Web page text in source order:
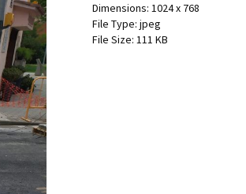
Dimensions: 1024 x 768
File Type: jpeg
File Size: 111 KB